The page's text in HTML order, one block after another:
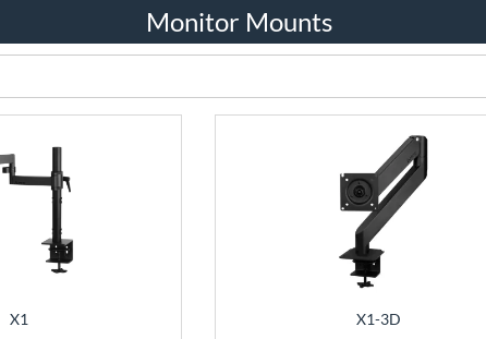
Monitor Mounts
X1 X1-3D